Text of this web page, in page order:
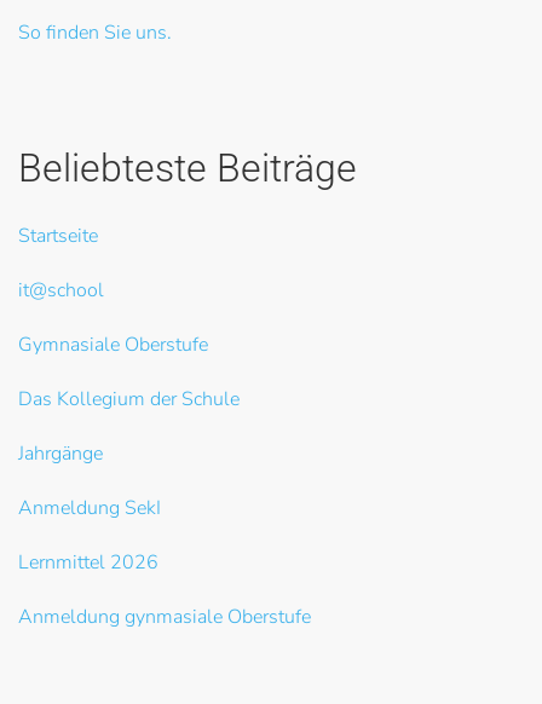
So finden Sie uns.
Beliebteste Beiträge
Startseite
it@school
Gymnasiale Oberstufe
Das Kollegium der Schule
Jahrgänge
Anmeldung SekI
Lernmittel 2026
Anmeldung gynmasiale Oberstufe